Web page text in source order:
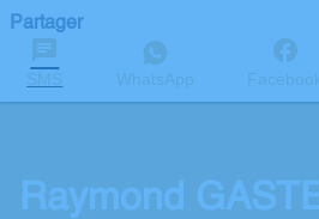
Partager
SMS WhatsApp Facebook
Raymond